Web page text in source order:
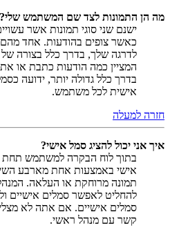
מה הן התמונות לצד שם המשתמש שלי?
ישנם שני סוגי תמונות אשר
כאשר צופים בהודעות. אחד
לדרגה שלך, בדרך כלל בצורה של
המציין כמה הודעות כתבת או
בדרך כלל גדולה יותר, ידועה
אישית לכל משתמש.
חזרה למעלה
איך אני יכול להציג סמל אישי?
בתוך לוח הבקרה למשתמש תחת
תמונה מרוחקת או העלאה.
להחליט לאפשר סמלים אישיים
סמלים אישיים. אם אתה לא
קשר עם מנהל ראשי.